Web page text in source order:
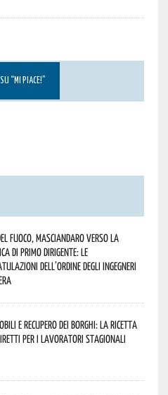
“MI PIACE!”
Fuoco, Masciandaro verso la
di Primo Dirigente: le
dell’Ordine degli Ingegneri
e recupero dei borghi: la ricetta
per i lavoratori stagionali